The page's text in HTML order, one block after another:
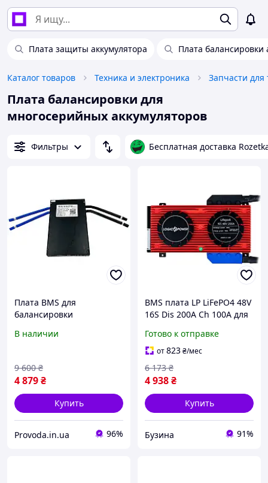
Плата защиты аккумулятора Плата балансировки
Каталог товаров Техника и электроника
Плата балансировки для
многосерийных аккумуляторов
Фильтры Бесплатная доставка
Плата BMS для
балансировки
B2A24S20P 8-24S 200A 24-
балансировка
В наличии
4 879₴
9 600 ₴
Купить
Provoda.in.ua 96%
BMS плата LP LiFePO4 48V
16S Dis 200A Ch 100A для
балансировки
аккумуляторов
Готово к отправке
от823₴/мес
4 938₴
6 173 ₴
Купить
Бузина 91%